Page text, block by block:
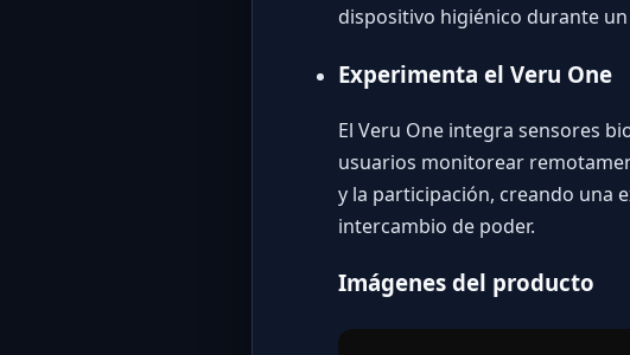
dispositivo higiénico durante
Experimenta el Veru One
El Veru One integra sensores
usuarios monitorear
y la participación, creando una
intercambio de poder.
Imágenes del producto